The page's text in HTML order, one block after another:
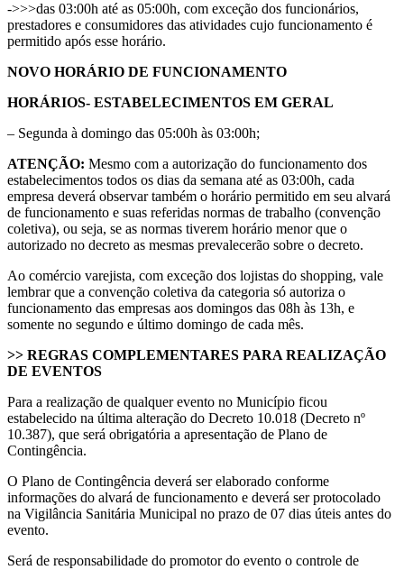
->>>das 03:00h até as 05:00h, com exceção dos funcionários,
prestadores e consumidores das atividades cujo funcionamento é
permitido após esse horário.
NOVO HORÁRIO DE FUNCIONAMENTO
HORÁRIOS- ESTABELECIMENTOS EM GERAL
– Segunda à domingo das 05:00h às 03:00h;
ATENÇÃO: Mesmo com a autorização do funcionamento dos
estabelecimentos todos os dias da semana até as 03:00h, cada
empresa deverá observar também o horário permitido em seu alvará
de funcionamento e suas referidas normas de trabalho (convenção
coletiva), ou seja, se as normas tiverem horário menor que o
autorizado no decreto as mesmas prevalecerão sobre o decreto.
Ao comércio varejista, com exceção dos lojistas do shopping, vale
lembrar que a convenção coletiva da categoria só autoriza o
funcionamento das empresas aos domingos das 08h às 13h, e
somente no segundo e último domingo de cada mês.
>> REGRAS COMPLEMENTARES PARA REALIZAÇÃO
DE EVENTOS
Para a realização de qualquer evento no Município ficou
estabelecido na última alteração do Decreto 10.018 (Decreto nº
10.387), que será obrigatória a apresentação de Plano de
Contingência.
O Plano de Contingência deverá ser elaborado conforme
informações do alvará de funcionamento e deverá ser protocolado
na Vigilância Sanitária Municipal no prazo de 07 dias úteis antes do
evento.
Será de responsabilidade do promotor do evento o controle de